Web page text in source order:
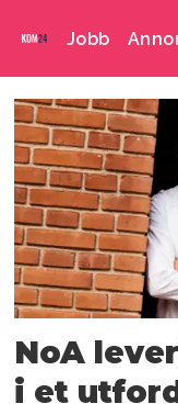
Jobb
Emne:
NoA
i et